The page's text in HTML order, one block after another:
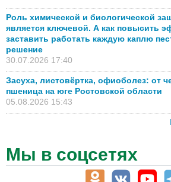
Роль химической и биологической
является ключевой. А как повысить
заставить работать каждую каплю
решение
30.07.2026 17:40
Засуха, листовёртка, офиоболез: от
пшеница на юге Ростовской области
05.08.2026 15:43
Мы в соцсетях